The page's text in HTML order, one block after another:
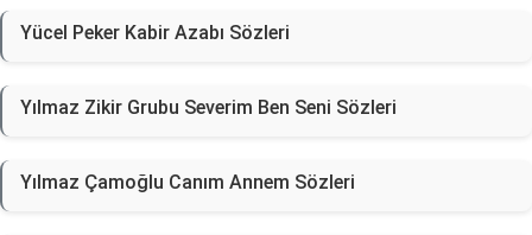
Yücel Peker Kabir Azabı Sözleri
Yılmaz Zikir Grubu Severim Ben Seni Sözleri
Yılmaz Çamoğlu Canım Annem Sözleri